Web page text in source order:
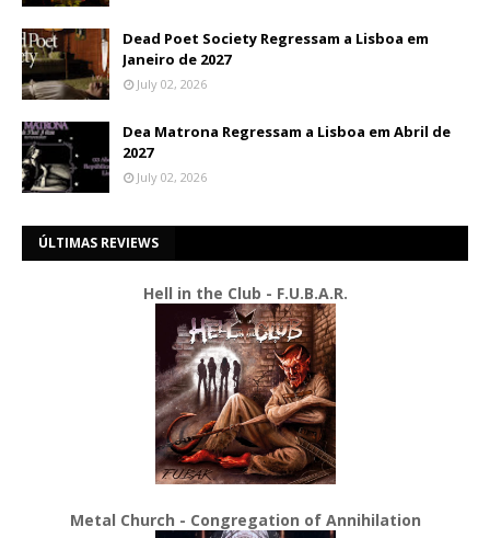
Dead Poet Society Regressam a Lisboa em
Janeiro de 2027
July 02, 2026
Dea Matrona Regressam a Lisboa em Abril de
2027
July 02, 2026
ÚLTIMAS REVIEWS
Hell in the Club - F.U.B.A.R.
Metal Church - Congregation of Annihilation